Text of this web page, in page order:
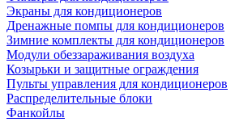
Экраны для кондиционеров
Дренажные помпы для кондиционеров
Зимние комплекты для кондиционеров
Модули обеззараживания воздуха
Козырьки и защитные ограждения
Пульты управления для кондиционеров
Распределительные блоки
Фанкойлы